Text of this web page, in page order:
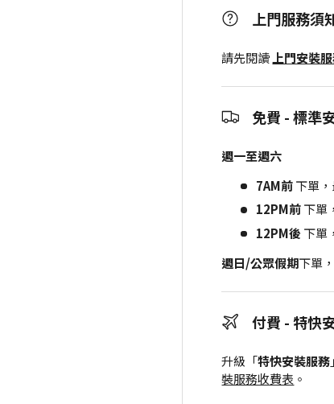
上門服務須
請先閱讀 上門安裝
免費 - 標準
週一至週六
7AM前下單
12PM前下單
12PM後 下單
週日/公眾假期下單
付費 - 特快
升級「特快安裝服務
裝服務收費表 。